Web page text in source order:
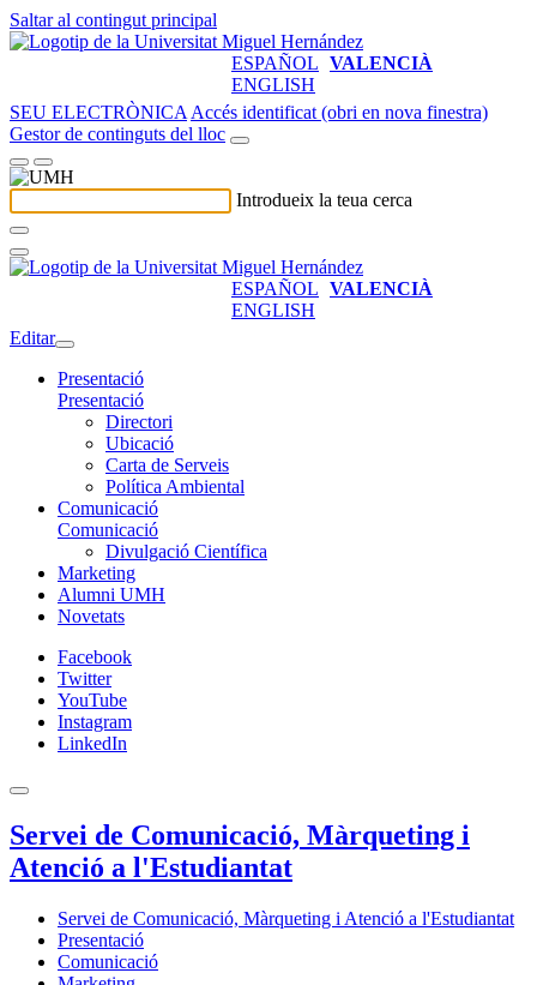
Saltar al contingut principal
ESPAÑOL VALENCIÀ
ENGLISH
SEU ELECTRÒNICA Accés identificat (obri en nova finestra)
Gestor de continguts del lloc
Introdueix la teua cerca
ESPAÑOL VALENCIÀ
ENGLISH
Editar
Presentació
Presentació
Directori
Ubicació
Carta de Serveis
Política Ambiental
Comunicació
Comunicació
Divulgació Científica
Marketing
Alumni UMH
Novetats
Facebook
Twitter
YouTube
Instagram
LinkedIn
Servei de Comunicació, Màrqueting i
Atenció a l'Estudiantat
Servei de Comunicació, Màrqueting i Atenció a l'Estudiantat
Presentació
Comunicació